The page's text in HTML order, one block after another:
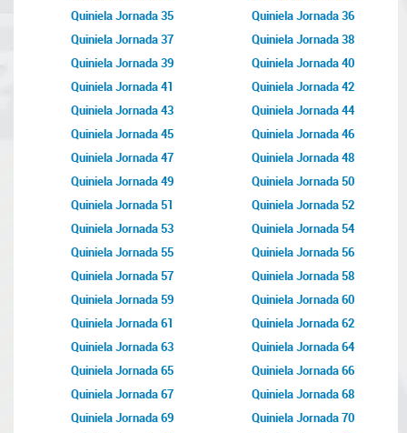
Quiniela Jornada 35
Quiniela Jornada 36
Quiniela Jornada 37
Quiniela Jornada 38
Quiniela Jornada 39
Quiniela Jornada 40
Quiniela Jornada 41
Quiniela Jornada 42
Quiniela Jornada 43
Quiniela Jornada 44
Quiniela Jornada 45
Quiniela Jornada 46
Quiniela Jornada 47
Quiniela Jornada 48
Quiniela Jornada 49
Quiniela Jornada 50
Quiniela Jornada 51
Quiniela Jornada 52
Quiniela Jornada 53
Quiniela Jornada 54
Quiniela Jornada 55
Quiniela Jornada 56
Quiniela Jornada 57
Quiniela Jornada 58
Quiniela Jornada 59
Quiniela Jornada 60
Quiniela Jornada 61
Quiniela Jornada 62
Quiniela Jornada 63
Quiniela Jornada 64
Quiniela Jornada 65
Quiniela Jornada 66
Quiniela Jornada 67
Quiniela Jornada 68
Quiniela Jornada 69
Quiniela Jornada 70